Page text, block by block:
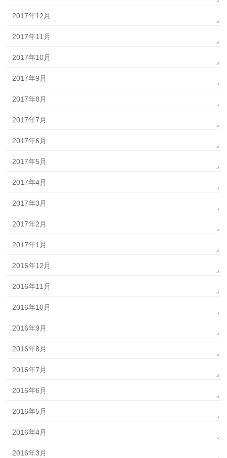
2017年12月
2017年11月
2017年10月
2017年9月
2017年8月
2017年7月
2017年6月
2017年5月
2017年4月
2017年3月
2017年2月
2017年1月
2016年12月
2016年11月
2016年10月
2016年9月
2016年8月
2016年7月
2016年6月
2016年5月
2016年4月
2016年3月